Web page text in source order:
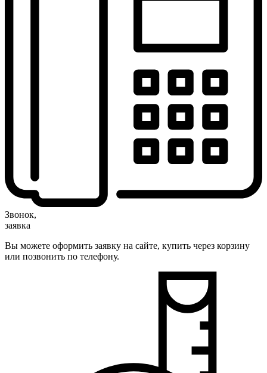
Звонок,
заявка
Вы можете оформить заявку на сайте, купить через корзину
или позвонить по телефону.